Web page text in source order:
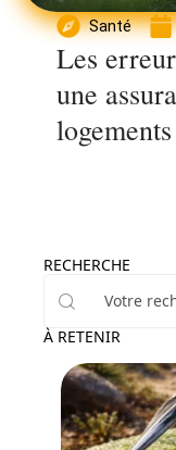
Santé
Les
une
logements
RECHERCHE
À RETENIR